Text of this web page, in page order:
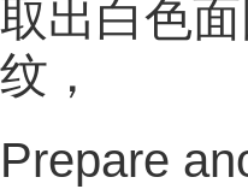
取出白色
纹，
Prepare